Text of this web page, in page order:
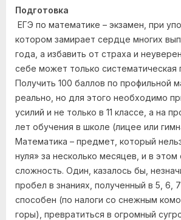
Подготовка
ЕГЭ по математике – экзамен, при
котором замирает сердце многих
года, а избавить от страха и
себе может только систематическая
Получить 100 баллов по профильной
реально, но для этого необходимо
усилий и не только в 11 классе, а на
лет обучения в школе (лицее или
Математика – предмет, который
нуля» за несколько месяцев, и в этом
сложность. Один, казалось бы,
пробел в знаниях, полученный в 5, 6,
способен (по налоги со снежным
горы), превратиться в огромный